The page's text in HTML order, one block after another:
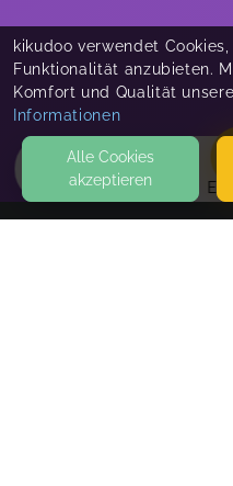
kikudoo verwendet
Funktionalität anzubieten.
Komfort und Qualität
Informationen
Alle Cookies
akzeptieren